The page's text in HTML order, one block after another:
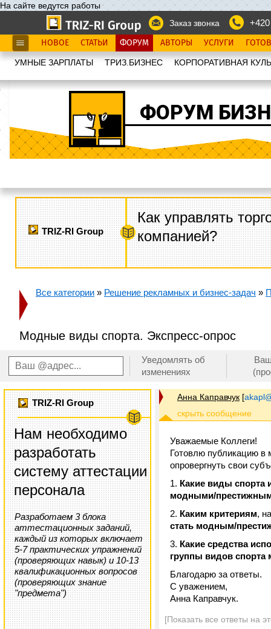
На сайте ведутся работы
Заказ звонка
НОВОЕ СТАТЬИ ФОРУМ АВТОРЫ УСЛУГИ
УМНЫЕ ЗАРПЛАТЫ ТРИЗ.БИЗНЕС КОРПОРАТИВНАЯ
ФОРУМ
TRIZ-RI Group
Как управлять
компанией?
Все категории » Решение рекламных и бизнес-задач »
Модные виды спорта. Экспресс-опрос
Уведомлять об
изменениях
TRIZ-RI Group
Нам необходимо
разработать
систему аттестации
персонала
Разработаем 3 блока
аттестационных заданий,
каждый из которых включает
5-7 практических упражнений
(проверяющих навык) и 10-13
квалификационных вопросов
(проверяющих знание
"предмета")
Анна Каправчук [
Уважаемые Коллеги!
Готовлю публикацию в
опровергнуть свои
Какие виды спорта
модными/
Каким критериям,
стать модным/
Какие средства
группы видов
Благодарю за ответы.
С уважением,
Анна Каправчук.
[Показать все ответы на